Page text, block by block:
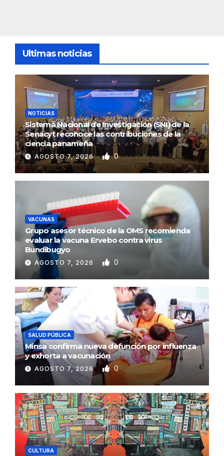
Ultimas noticias
NOTICIAS
Sistema Nacional de Investigación (SNI) de la
Senacyt reconoce las contribuciones de la
ciencia panameña
AGOSTO 7, 2026 0
VACUNAS
Grupo asesor técnico de la OMS recomienda
evaluar la vacuna Ervebo contra virus
Bundibugyo
AGOSTO 7, 2026 0
SALUD PÚBLICA
Minsa confirma nueva defunción por influenza
y exhorta a vacunación
AGOSTO 7, 2026 0
CULTURA